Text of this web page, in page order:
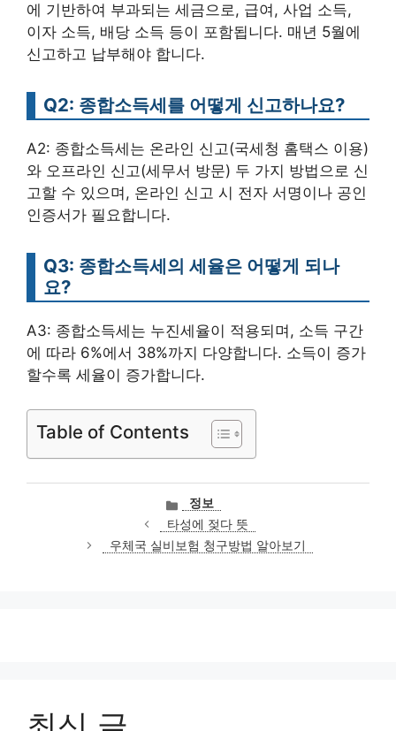
에 기반하여 부과되는 세금으로, 급여, 사업 소득,
이자 소득, 배당 소득 등이 포함됩니다. 매년 5월에
신고하고 납부해야 합니다.
Q2: 종합소득세를 어떻게 신고하나요?
A2: 종합소득세는 온라인 신고(국세청 홈택스 이용)
와 오프라인 신고(세무서 방문) 두 가지 방법으로 신
고할 수 있으며, 온라인 신고 시 전자 서명이나 공인
인증서가 필요합니다.
Q3: 종합소득세의 세율은 어떻게 되나
요?
A3: 종합소득세는 누진세율이 적용되며, 소득 구간
에 따라 6%에서 38%까지 다양합니다. 소득이 증가
할수록 세율이 증가합니다.
Table of Contents
카
테
고
리
정보
타성에 젖다 뜻
우체국 실비보험 청구방법 알아보기